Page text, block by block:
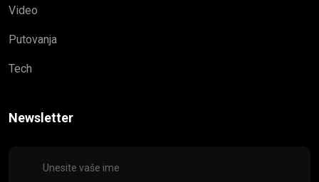
Video
Putovanja
Tech
Newsletter